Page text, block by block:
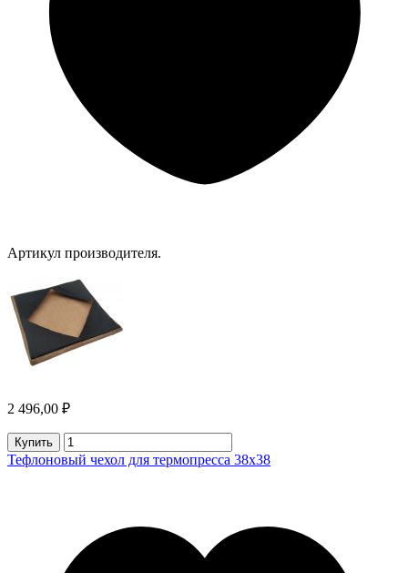
Артикул производителя.
2 496,00 ₽
Купить
Тефлоновый чехол для термопресса 38х38